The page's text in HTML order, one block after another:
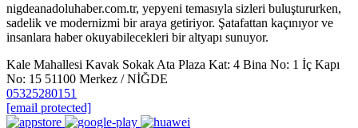
nigdeanadoluhaber.com.tr, yepyeni temasıyla sizleri buluştururken,
sadelik ve modernizmi bir araya getiriyor. Şatafattan kaçınıyor ve
insanlara haber okuyabilecekleri bir altyapı sunuyor.
Kale Mahallesi Kavak Sokak Ata Plaza Kat: 4 Bina No: 1 İç Kapı
No: 15 51100 Merkez / NİĞDE
05325280151
[email protected]